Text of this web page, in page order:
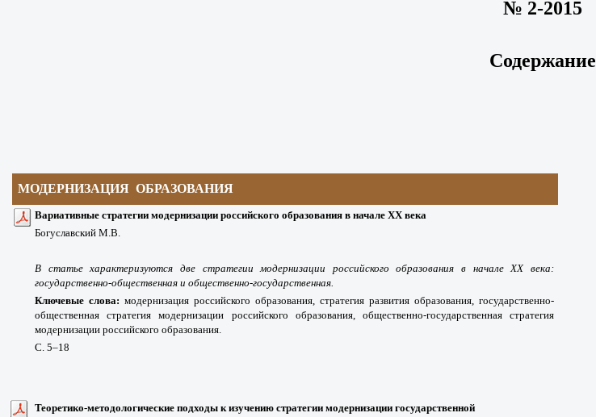
№ 2-2015
Содержание
МОДЕРНИЗАЦИЯ ОБРАЗОВАНИЯ
Вариативные стратегии модернизации российского образования в начале XX века
Богуславский М.В.
В статье характеризуются две стратегии модернизации российского образования в начале XX века:
государственно-общественная и общественно-государственная.
Ключевые слова: модернизация российского образования, стратегия развития образования, государственно-
общественная стратегия модернизации российского образования, общественно-государственная стратегия
модернизации российского образования.
С. 5–18
Теоретико-методологические подходы к изучению стратегии модернизации государственной